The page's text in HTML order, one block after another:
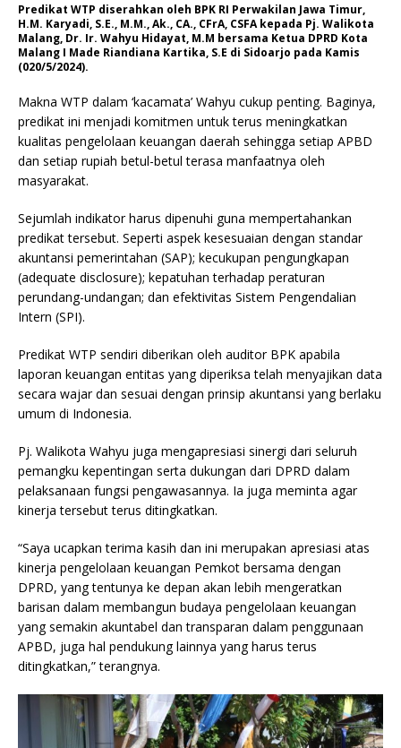
Predikat WTP diserahkan oleh BPK RI Perwakilan Jawa Timur,
H.M. Karyadi, S.E., M.M., Ak., CA., CFrA, CSFA kepada Pj. Walikota
Malang, Dr. Ir. Wahyu Hidayat, M.M bersama Ketua DPRD Kota
Malang I Made Riandiana Kartika, S.E di Sidoarjo pada Kamis
(020/5/2024).
Makna WTP dalam ‘kacamata’ Wahyu cukup penting. Baginya,
predikat ini menjadi komitmen untuk terus meningkatkan
kualitas pengelolaan keuangan daerah sehingga setiap APBD
dan setiap rupiah betul-betul terasa manfaatnya oleh
masyarakat.
Sejumlah indikator harus dipenuhi guna mempertahankan
predikat tersebut. Seperti aspek kesesuaian dengan standar
akuntansi pemerintahan (SAP); kecukupan pengungkapan
(adequate disclosure); kepatuhan terhadap peraturan
perundang-undangan; dan efektivitas Sistem Pengendalian
Intern (SPI).
Predikat WTP sendiri diberikan oleh auditor BPK apabila
laporan keuangan entitas yang diperiksa telah menyajikan data
secara wajar dan sesuai dengan prinsip akuntansi yang berlaku
umum di Indonesia.
Pj. Walikota Wahyu juga mengapresiasi sinergi dari seluruh
pemangku kepentingan serta dukungan dari DPRD dalam
pelaksanaan fungsi pengawasannya. Ia juga meminta agar
kinerja tersebut terus ditingkatkan.
“Saya ucapkan terima kasih dan ini merupakan apresiasi atas
kinerja pengelolaan keuangan Pemkot bersama dengan
DPRD, yang tentunya ke depan akan lebih mengeratkan
barisan dalam membangun budaya pengelolaan keuangan
yang semakin akuntabel dan transparan dalam penggunaan
APBD, juga hal pendukung lainnya yang harus terus
ditingkatkan,” terangnya.